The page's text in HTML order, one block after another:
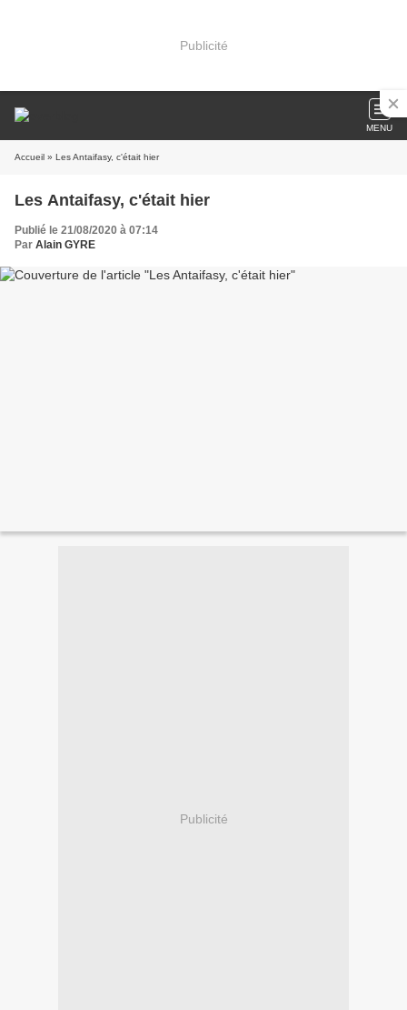
Publicité
MENU
Accueil » ​​​​​​​Les Antaifasy, c'était hier
​​​​​​​Les Antaifasy, c'était hier
Publié le 21/08/2020 à 07:14
Par Alain GYRE
Publicité